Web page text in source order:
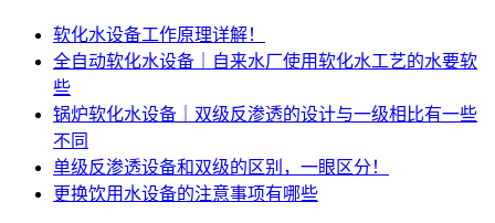
软化水设备工作原理详解！
全自动软化水设备｜自来水厂使用软化水工艺的水要软
些
锅炉软化水设备｜双级反渗透的设计与一级相比有一些
不同
单级反渗透设备和双级的区别，一眼区分！
更换饮用水设备的注意事项有哪些